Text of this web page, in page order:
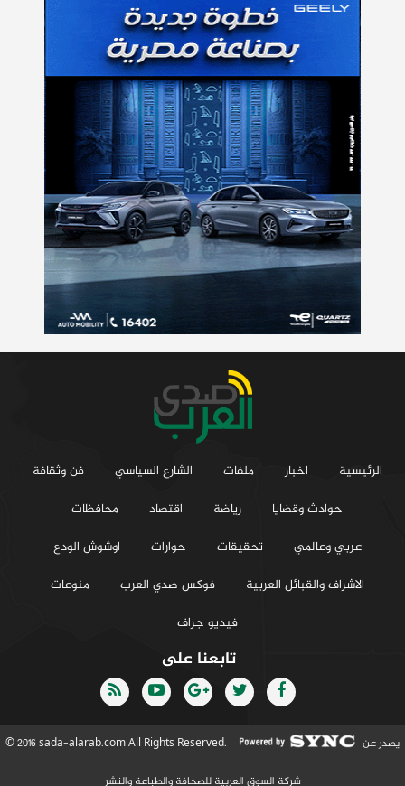
الرئيسية اخبار ملفات الشارع السياسي
فن وثقافة
حوادث وقضايا
رياضة اقتصاد
محافظات
عربي وعالمي
تحقيقات حوارات
اوشوش الودع
الاشراف والقبائل العربية
فوكس صدي العرب
منوعات
فيديو جراف
تابعنا على
© 2016 sada-alarab.com All Rights Reserved. | يصدر عن
شركة السوق العربية للصحافة والطباعة والنشر